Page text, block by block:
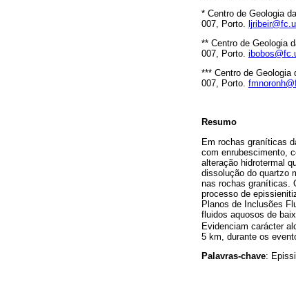
* Centro de Geologia
007, Porto.
** Centro de Geologia
007, Porto.
*** Centro de Geologia
007, Porto.
Resumo
Em rochas graníticas
com enrubescimento,
alteração hidrotermal
dissolução do quartzo
nas rochas graníticas.
processo de
Planos de Inclusões
fluidos aquosos de
Evidenciam carácter
5 km, durante os
Palavras-chave: